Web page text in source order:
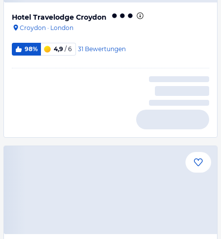
Hotel Travelodge Croydon
Croydon · London
98% 4,9 / 6 31 Bewertungen